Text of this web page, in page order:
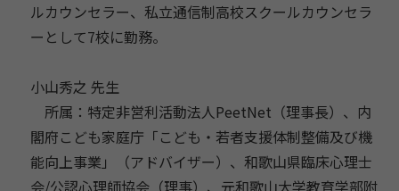
ルカウンセラー、私立通信制高校スクールカウンセラ
ーとして7校に勤務。
小山秀之 先生
所属：特定非営利活動法人PeetNet（理事長）、内
閣府こども家庭庁「こども・若者支援体制整備及び機
能向上事業」（アドバイザー）、和歌山県臨床心理士